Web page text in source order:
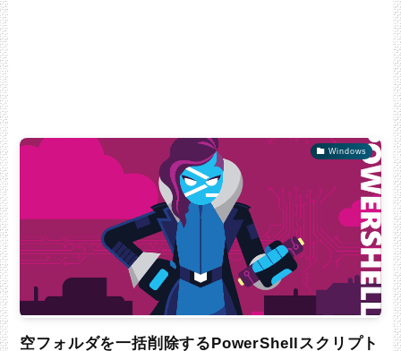
Windows
空フォルダを一括削除するPowerShellスクリプト